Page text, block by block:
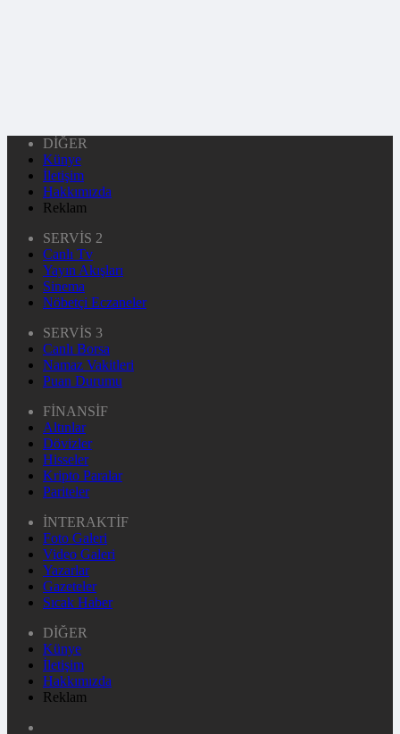
DİĞER
Künye
İletişim
Hakkımızda
Reklam
SERVİS 2
Canlı Tv
Yayın Akışları
Sinema
Nöbetçi Eczaneler
SERVİS 3
Canlı Borsa
Namaz Vakitleri
Puan Durumu
FİNANSİF
Altınlar
Dövizler
Hisseler
Kripto Paralar
Pariteler
İNTERAKTİF
Foto Galeri
Video Galeri
Yazarlar
Gazeteler
Sıcak Haber
DİĞER
Künye
İletişim
Hakkımızda
Reklam